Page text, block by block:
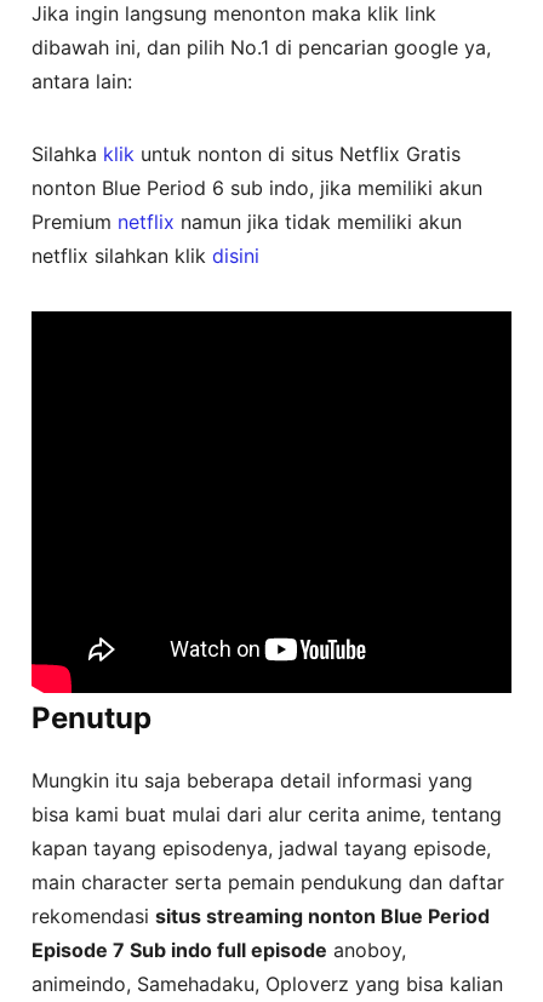
Jika ingin langsung menonton maka klik link
dibawah ini, dan pilih No.1 di pencarian google ya,
antara lain:
Silahka klik untuk nonton di situs Netflix Gratis
nonton Blue Period 6 sub indo, jika memiliki akun
Premium netflix namun jika tidak memiliki akun
netflix silahkan klikdisini
Penutup
Mungkin itu saja beberapa detail informasi yang
bisa kami buat mulai dari alur cerita anime, tentang
kapan tayang episodenya, jadwal tayang episode,
main character serta pemain pendukung dan daftar
rekomendasisitus streaming nonton Blue Period
Episode 7 Sub indo full episode anoboy,
animeindo, Samehadaku, Oploverz yang bisa kalian